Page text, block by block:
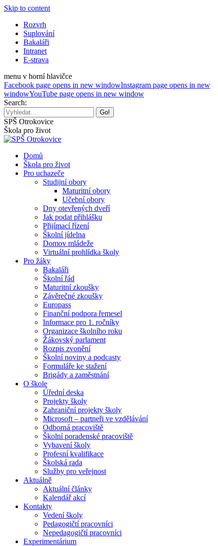
Skip to content
Rozvrh
Suplování
Bakaláři
Intranet
E-strava
menu v horní hlavičce
Facebook page opens in new windowInstagram page opens in new
windowYouTube page opens in new window
Search:
SPŠ Otrokovice
Škola pro život
Domů
Škola pro život
Pro uchazeče
Studijní obory
Maturitní obory
Učební obory
Dny otevřených dveří
Jak podat přihlášku
Přijímací řízení
Školní jídelna
Domov mládeže
Virtuální prohlídka školy
Pro žáky
Bakaláři
Školní řád
Maturitní zkoušky
Závěrečné zkoušky
Europass
Finanční podpora řemesel
Informace pro 1. ročníky
Organizace školního roku
Žákovský parlament
Rozpis zvonění
Školní noviny a podcasty
Formuláře ke stažení
Brigády a zaměstnání
O škole
Úřední deska
Projekty školy
Zahraniční projekty školy
Microsoft – partneři ve vzdělávání
Odborná pracoviště
Školní poradenské pracoviště
Vybavení školy
Profesní kvalifikace
Školská rada
Služby pro veřejnost
Aktuálně
Aktuální články
Kalendář akcí
Kontakty
Vedení školy
Pedagogičtí pracovníci
Nepedagogičtí pracovníci
Experimentárium